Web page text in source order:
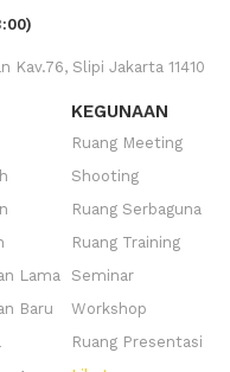
Slipi Jakarta 11410
Lama
Baru
KEGUNAAN
Ruang Meeting
Shooting
Ruang Serbaguna
Ruang Training
Seminar
Workshop
Ruang Presentasi